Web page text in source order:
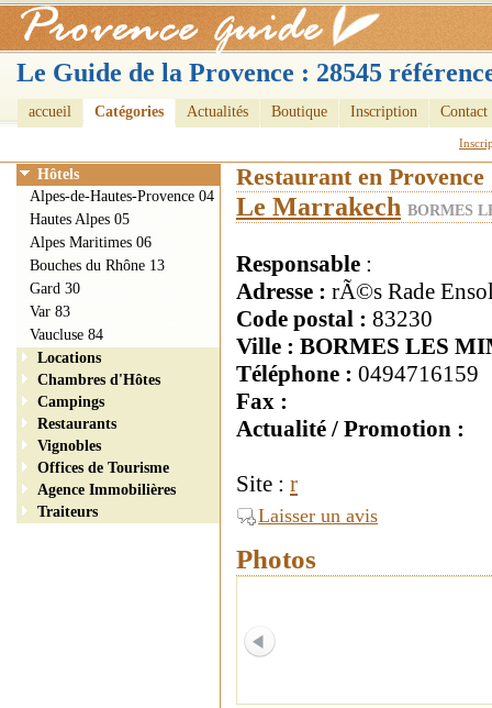
Le Guide de la Provence : 28545
accueil Catégories Actualités Boutique Inscription Contact
Restaurant en Provence
Le Marrakech BORMES
Responsable :
Adresse : rÃ©s Rade
Code postal : 83230
Ville : BORMES LES
Téléphone : 0494716159
Fax :
Actualité / Promotion :
Site : r
Laisser un avis
Photos
Hôtels
Alpes-de-Hautes-Provence 04
Hautes Alpes 05
Alpes Maritimes 06
Bouches du Rhône 13
Gard 30
Var 83
Vaucluse 84
Locations
Chambres d'Hôtes
Campings
Restaurants
Vignobles
Offices de Tourisme
Agence Immobilières
Traiteurs